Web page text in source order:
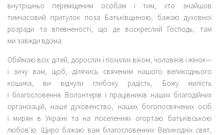
внутрішньо переміщеним особам і тим, хто знайшов
тимчасовий притулок поза Батьківщиною, бажаю духовної
розради та впевненості, що де воскреслий Господь, там
ми завжди вдома.
Обіймаю всіх: дітей, дорослих і похилих віком, чоловіків і жінок—
і зичу вам, щоб, ділячись свяченим нашого великоднього
кошика, ви відчули глибоку радість, Божу милість
і благословення. Волонтерів і працівників наших благодійних
організацій, наше духовенство, наших богопосвячених осіб
і мирян в Україні та на поселеннях огортаю батьківською
любов’ю. Щиро бажаю вам благословенних Великодніх свят,